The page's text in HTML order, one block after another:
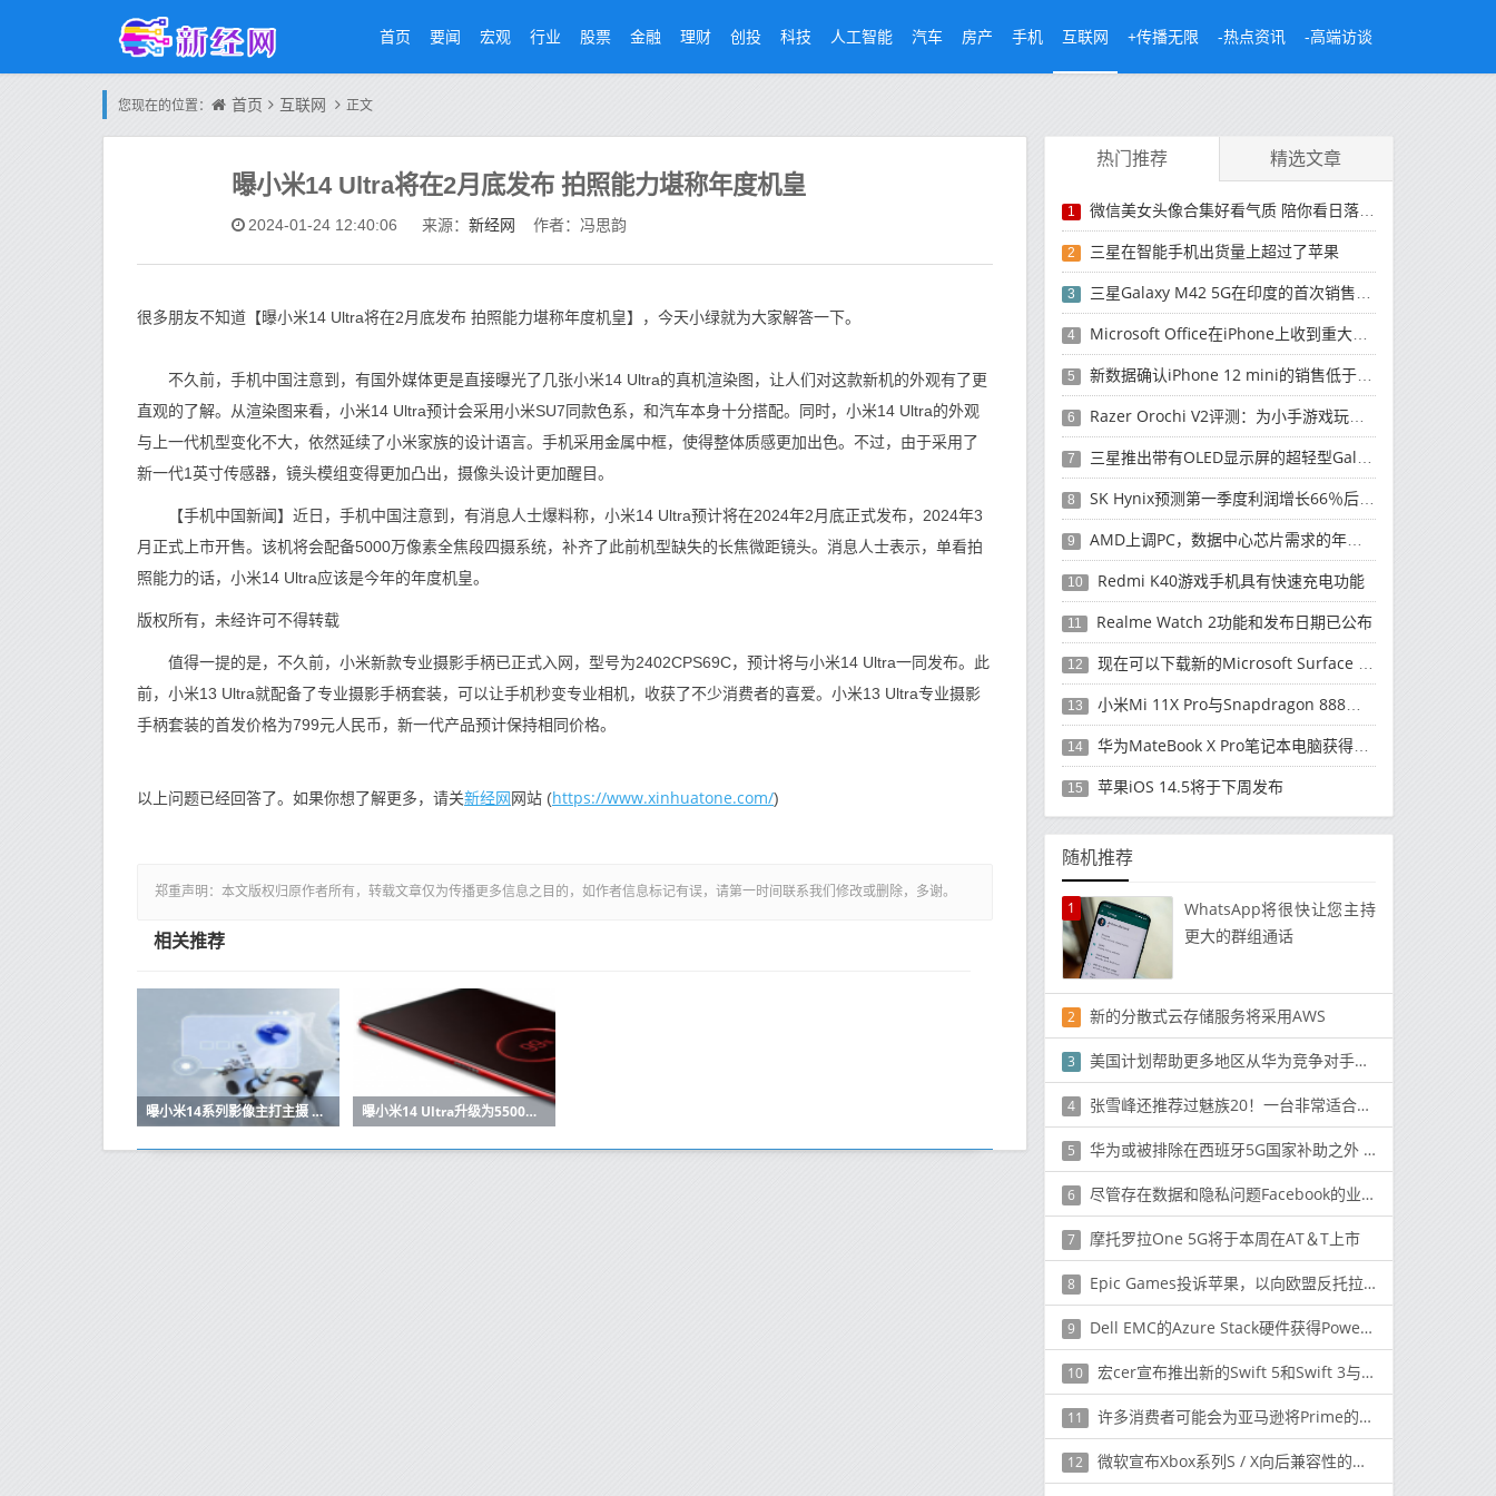
首页 要闻 宏观 行业 股票 金融 理财 创投 科技 人工智能 汽车 房产 手机 互联网 +传播无限 -热点资讯 -高端访谈
您现在的位置： 首页 互联网 正文
曝小米14 Ultra将在2月底发布 拍照能力堪称年度机皇
2024-01-24 12:40:06 来源： 新经网 作者：冯思韵
很多朋友不知道【曝小米14 Ultra将在2月底发布 拍照能力堪称年度机皇】，今天小绿就为大家解答一下。
不久前，手机中国注意到，有国外媒体更是直接曝光了几张小米14 Ultra的真机渲染图，让人们对这款新机的外观有了更
直观的了解。从渲染图来看，小米14 Ultra预计会采用小米SU7同款色系，和汽车本身十分搭配。同时，小米14 Ultra的外观
与上一代机型变化不大，依然延续了小米家族的设计语言。手机采用金属中框，使得整体质感更加出色。不过，由于采用了
新一代1英寸传感器，镜头模组变得更加凸出，摄像头设计更加醒目。
【手机中国新闻】近日，手机中国注意到，有消息人士爆料称，小米14 Ultra预计将在2024年2月底正式发布，2024年3
月正式上市开售。该机将会配备5000万像素全焦段四摄系统，补齐了此前机型缺失的长焦微距镜头。消息人士表示，单看拍
照能力的话，小米14 Ultra应该是今年的年度机皇。
版权所有，未经许可不得转载
值得一提的是，不久前，小米新款专业摄影手柄已正式入网，型号为2402CPS69C，预计将与小米14 Ultra一同发布。此
前，小米13 Ultra就配备了专业摄影手柄套装，可以让手机秒变专业相机，收获了不少消费者的喜爱。小米13 Ultra专业摄影
手柄套装的首发价格为799元人民币，新一代产品预计保持相同价格。
以上问题已经回答了。如果你想了解更多，请关新经网网站 (https://www.xinhuatone.com/)
郑重声明：本文版权归原作者所有，转载文章仅为传播更多信息之目的，如作者信息标记有误，请第一时间联系我们修改或删除，多谢。
相关推荐
曝小米14系列影像主打主摄 堆叠很强 还有首发技术 曝小米14 Ultra升级为5500mAh电池 或明年3月发布
热门推荐 精选文章
1 微信美女头像合集好看气质 陪你看日落的人比日落更浪漫
2 三星在智能手机出货量上超过了苹果
3 三星Galaxy M42 5G在印度的首次销售将于今晚开始
4 Microsoft Office在iPhone上收到重大更新
5 新数据确认iPhone 12 mini的销售低于预期
6 Razer Orochi V2评测：为小手游戏玩家设计的鼠标
7 三星推出带有OLED显示屏的超轻型Galaxy Book Pro和Galaxy Book Pro 360笔记本电脑
8 SK Hynix预测第一季度利润增长66％后，对芯片的需求将增强
9 AMD上调PC，数据中心芯片需求的年度收入预测
10 Redmi K40游戏手机具有快速充电功能
11 Realme Watch 2功能和发布日期已公布
12 现在可以下载新的Microsoft Surface Duo更新
13 小米Mi 11X Pro与Snapdragon 888处理器一起发布
14 华为MateBook X Pro笔记本电脑获得全新升级
15 苹果iOS 14.5将于下周发布
随机推荐
1
WhatsApp将很快让您主持
更大的群组通话
2 新的分散式云存储服务将采用AWS
3 美国计划帮助更多地区从华为竞争对手那里购买5G Gear
4 张雪峰还推荐过魅族20！一台非常适合大学生的手机
5 华为或被排除在西班牙5G国家补助之外 前者已上诉！
6 尽管存在数据和隐私问题Facebook的业务仍在继续发展
7 摩托罗拉One 5G将于本周在AT＆T上市
8 Epic Games投诉苹果，以向欧盟反托拉斯监督机构投诉
9 Dell EMC的Azure Stack硬件获得PowerEdge升级
10 宏cer宣布推出新的Swift 5和Swift 3与Intel Tiger Lake
11 许多消费者可能会为亚马逊将Prime的两天运送特权转换为一日交付的计划而欢呼
12 微软宣布Xbox系列S / X向后兼容性的详细信息